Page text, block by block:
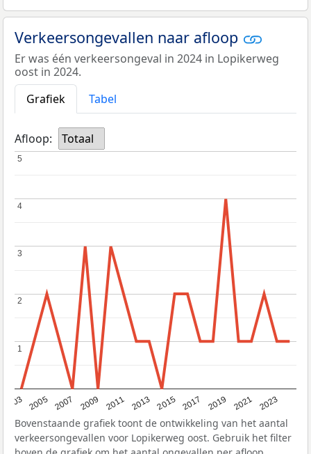
Verkeersongevallen naar afloop
Er was één verkeersongeval in 2024 in Lopikerweg
oost in 2024.
Grafiek
Tabel
Afloop: Totaal
2003 2005 2007 2009 2011 2013 2015 2017 2019 2021 2023
1
1
2
2
3
3
4
4
5
5
Bovenstaande grafiek toont de ontwikkeling van het aantal
verkeersongevallen voor Lopikerweg oost. Gebruik het filter